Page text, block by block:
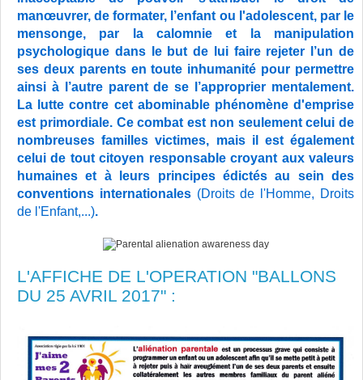
manœuvrer, de formater, l’enfant ou l'adolescent, par le
mensonge, par la calomnie et la manipulation
psychologique dans le but de lui faire rejeter l’un de
ses deux parents en toute inhumanité pour permettre
ainsi à l’autre parent de se l’approprier mentalement.
La lutte contre cet abominable phénomène d'emprise
est primordiale. Ce combat est non seulement celui de
nombreuses familles victimes, mais il est également
celui de tout citoyen responsable croyant aux valeurs
humaines et à leurs principes édictés au sein des
conventions internationales (Droits de l'Homme, Droits
de l'Enfant,...).
L'AFFICHE DE L'OPERATION "BALLONS
DU 25 AVRIL 2017" :